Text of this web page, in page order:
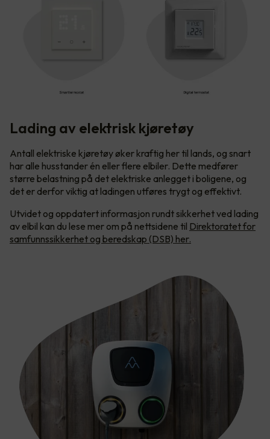
Lading av elektrisk kjøretøy
Antall elektriske kjøretøy øker kraftig her til lands, og snart
har alle husstander én eller flere elbiler. Dette medfører
større belastning på det elektriske anlegget i boligene, og
det er derfor viktig at ladingen utføres trygt og effektivt.
Utvidet og oppdatert informasjon rundt sikkerhet ved lading
av elbil kan du lese mer om på nettsidene til Direktoratet for
samfunnssikkerhet og beredskap (DSB) her.